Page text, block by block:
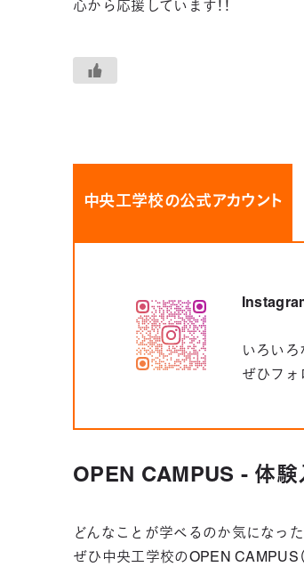
心から応援しています！！
中央工学校の公式アカウント
いろいろ
ぜひフォ
OPEN CAMPUS - 体験
どんなことが学べるのか気になっ
ぜひ中央工学校のOPEN CAMPUS